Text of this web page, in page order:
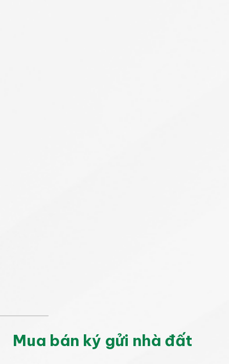
Mua bán ký gửi nhà đất